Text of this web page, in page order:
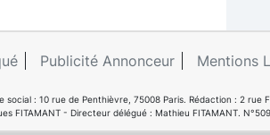
Publicité Annonceur Mentions
: 10 rue de Penthièvre, 75008 Paris. Rédaction : 2 rue
FITAMANT - Directeur délégué : Mathieu FITAMANT. N°509